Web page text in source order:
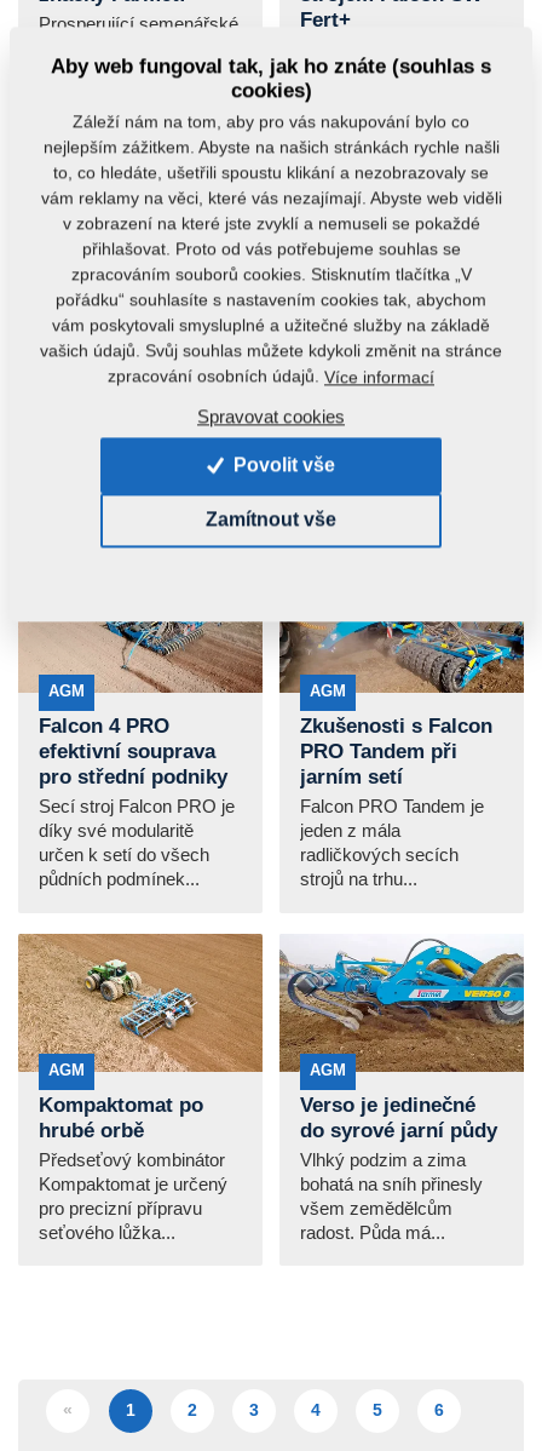
Prosperující semenářské
Stěžery na okraji Hradce
Fert+
Ignatev, hospodařícího v
Orenburgské oblasti jižní
části Ruska...
AGM
Kompaktomat K
1000 PS v kombinaci
Nová souprava složená
stroje Kompaktomat K
1000 PS a drobicích...
Česká značka na
farmě v Havlovicích
Milan Horák používá
techniku české značky
Farmet již od poloviny...
AGM
Falcon 4 PRO
efektivní souprava
pro střední podniky
Secí stroj Falcon PRO je
díky své modularitě
určen k setí do všech
půdních podmínek...
AGM
Zkušenosti s Falcon
PRO Tandem při
jarním setí
Falcon PRO Tandem je
jeden z mála
radličkových secích
strojů na trhu...
AGM
Kompaktomat po
hrubé orbě
Předseťový kombinátor
Kompaktomat je určený
pro precizní přípravu
seťového lůžka...
AGM
Verso je jedinečné
do syrové jarní půdy
Vlhký podzim a zima
bohatá na sníh přinesly
všem zemědělcům
radost. Půda má...
« 1 2 3 4 5 6
Aby web fungoval tak, jak ho znáte (souhlas s
cookies)
Záleží nám na tom, aby pro vás nakupování bylo co
nejlepším zážitkem. Abyste na našich stránkách rychle našli
to, co hledáte, ušetřili spoustu klikání a nezobrazovaly se
vám reklamy na věci, které vás nezajímají. Abyste web viděli
v zobrazení na které jste zvyklí a nemuseli se pokaždé
přihlašovat. Proto od vás potřebujeme souhlas se
zpracováním souborů cookies. Stisknutím tlačítka „V
pořádku“ souhlasíte s nastavením cookies tak, abychom
vám poskytovali smysluplné a užitečné služby na základě
vašich údajů. Svůj souhlas můžete kdykoli změnit na stránce
zpracování osobních údajů. Více informací
Spravovat cookies
Povolit vše
Zamítnout vše